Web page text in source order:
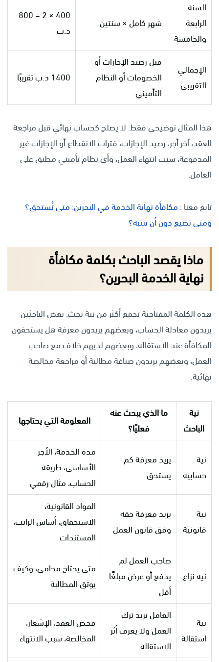
السنة
الرابعة
والخامسة
شهر كامل × سنتين
400 × 2 = 800
د.ب
الإجمالي
التقريبي
قبل رصيد الإجازات أو
الخصومات أو النظام
التأميني
1400 د.ب تقريبًا
هذا المثال توضيحي فقط. لا يصلح كحساب نهائي قبل مراجعة
العقد، آخر أجر، رصيد الإجازات، فترات الانقطاع أو الإجازات غير
المدفوعة، سبب انتهاء العمل، وأي نظام تأميني مطبق على
العامل.
تابع معنا : مكافأة نهاية الخدمة في البحرين: متى تُستحق؟
ومتى تضيع دون أن تنتبه؟
ماذا يقصد الباحث بكلمة مكافأة
نهاية الخدمة البحرين؟
هذه الكلمة المفتاحية تجمع أكثر من نية بحث. بعض الباحثين
يريدون معادلة الحساب، وبعضهم يريدون معرفة هل يستحقون
المكافأة عند الاستقالة، وبعضهم لديهم خلاف مع صاحب
العمل، وبعضهم يريدون صياغة مطالبة أو مراجعة مخالصة
نهائية.
نية
الباحث
ما الذي يبحث عنه
فعليًا؟
المعلومة التي يحتاجها
نية
حسابية
يريد معرفة كم
يستحق
مدة الخدمة، الأجر
الأساسي، طريقة
الحساب، مثال رقمي
نية
قانونية
يريد معرفة حقه
وفق قانون العمل
المواد القانونية،
الاستحقاق، أساس الراتب،
المستندات
نية نزاع
صاحب العمل لم
يدفع أو عرض مبلغًا
أقل
متى يحتاج محامي، وكيف
يوثق المطالبة
نية
استقالة
العامل يريد ترك
العمل ولا يعرف أثر
الاستقالة
فحص العقد، الإشعار،
المخالصة، سبب الانتهاء